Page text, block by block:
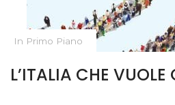
In Primo Piano
L’ITALIA CHE VUOLE